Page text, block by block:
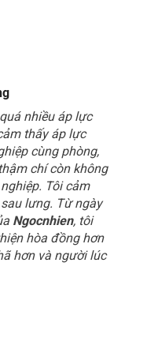
nhiều áp lực
thấy áp lực
cùng phòng,
chí còn không
Tôi cảm
lưng. Từ ngày
Ngocnhien, tôi
hòa đồng hơn
hơn và người lúc